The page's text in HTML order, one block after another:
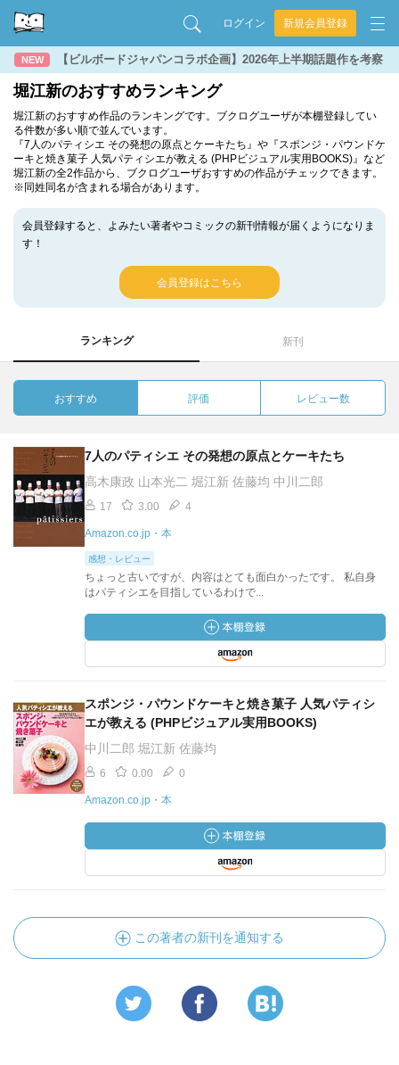
ログイン 新規会員登録
NEW 【ビルボードジャパンコラボ企画】2026年上半期話題作を考察
堀江新のおすすめランキング
堀江新のおすすめ作品のランキングです。ブクログユーザが本棚登録してい
る件数が多い順で並んでいます。
『7人のパティシエ その発想の原点とケーキたち』や『スポンジ・パウンドケ
ーキと焼き菓子 人気パティシエが教える (PHPビジュアル実用BOOKS)』など
堀江新の全2作品から、ブクログユーザおすすめの作品がチェックできます。
※同姓同名が含まれる場合があります。
会員登録すると、よみたい著者やコミックの新刊情報が届くようになりま
す！
会員登録はこちら
ランキング 新刊
おすすめ 評価 レビュー数
7人のパティシエ その発想の原点とケーキたち
高木康政 山本光二 堀江新 佐藤均 中川二郎
17 3.00 4
Amazon.co.jp・本
感想・レビュー
ちょっと古いですが、内容はとても面白かったです。 私自身
はパティシエを目指しているわけで...
スポンジ・パウンドケーキと焼き菓子 人気パティシ
エが教える (PHPビジュアル実用BOOKS)
中川二郎 堀江新 佐藤均
6 0.00 0
Amazon.co.jp・本
この著者の新刊を通知する